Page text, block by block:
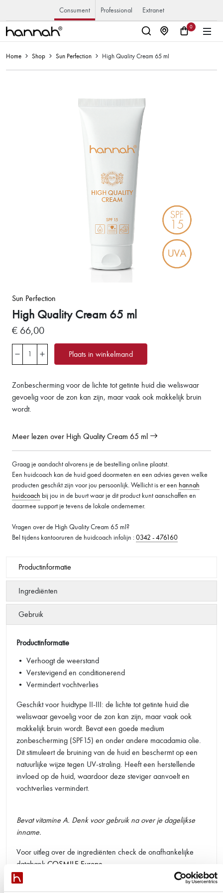
Consument Professional Extranet
0
Home Shop Sun Perfection High Quality Cream 65 ml
Sun Perfection
High Quality Cream 65 ml
€ 66,00
Plaats in winkelmand
Zonbescherming voor de lichte tot getinte huid die weliswaar
gevoelig voor de zon kan zijn, maar vaak ook makkelijk bruin
wordt.
Meer lezen over High Quality Cream 65 ml
Graag je aandacht alvorens je de bestelling online plaatst.
Een huidcoach kan de huid goed doormeten en een advies geven welke
producten geschikt zijn voor jou persoonlijk. Wellicht is er een hannah
huidcoach bij jou in de buurt waar je dit product kunt aanschaffen en
daarmee support je tevens de lokale ondernemer.
Vragen over de High Quality Cream 65 ml?
Bel tijdens kantooruren de huidcoach infolijn :0342 - 476160
Productinformatie
Ingrediënten
Gebruik
Productinformatie
• Verhoogt de weerstand
• Verstevigend en conditionerend
• Vermindert vochtverlies
Geschikt voor huidtype II-III: de lichte tot getinte huid die
weliswaar gevoelig voor de zon kan zijn, maar vaak ook
makkelijk bruin wordt. Bevat een goede medium
zonbescherming (SPF15) en onder andere macadamia olie.
Dit stimuleert de bruining van de huid en beschermt op een
natuurlijke wijze tegen UV-straling. Heeft een herstellende
invloed op de huid, waardoor deze steviger aanvoelt en
vochtverlies vermindert.
Bevat vitamine A. Denk voor gebruik na over je dagelijkse
inname.
Voor uitleg over de ingrediënten check de onafhankelijke
databank COSMILE Europe